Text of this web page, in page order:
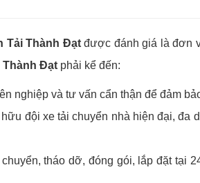
Tải Thành Đạtđược đánh giá là đơn
Thành Đạt phải kể đến:
nghiệp và tư vấn cẩn thận để đảm
đội xe tải chuyển nhà hiện đại, đa
tháo dỡ, đóng gói, lắp đặt tại